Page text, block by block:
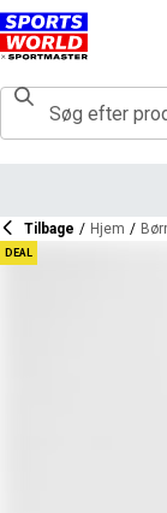
Tilbage / Hjem /
DEAL